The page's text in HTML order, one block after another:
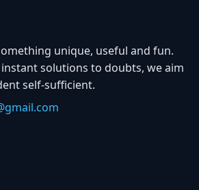
unique, useful and fun.
solutions to doubts, we aim
self-sufficient.